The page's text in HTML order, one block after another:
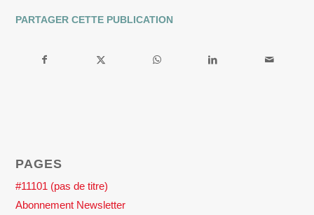
PARTAGER CETTE PUBLICATION
PAGES
#11101 (pas de titre)
Abonnement Newsletter